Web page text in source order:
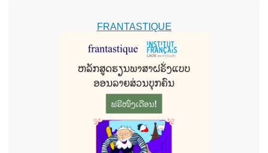
FRANTASTIQUE